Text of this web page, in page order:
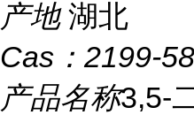
产地 湖北
Cas： 2199-
产品名称3,5-